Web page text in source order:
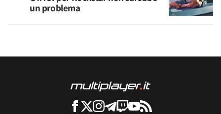
un problema